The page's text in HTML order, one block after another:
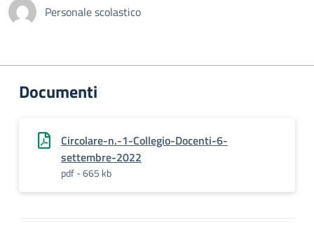
Personale scolastico
Documenti
Circolare-n.-1-Collegio-Docenti-6-
settembre-2022
pdf - 665 kb